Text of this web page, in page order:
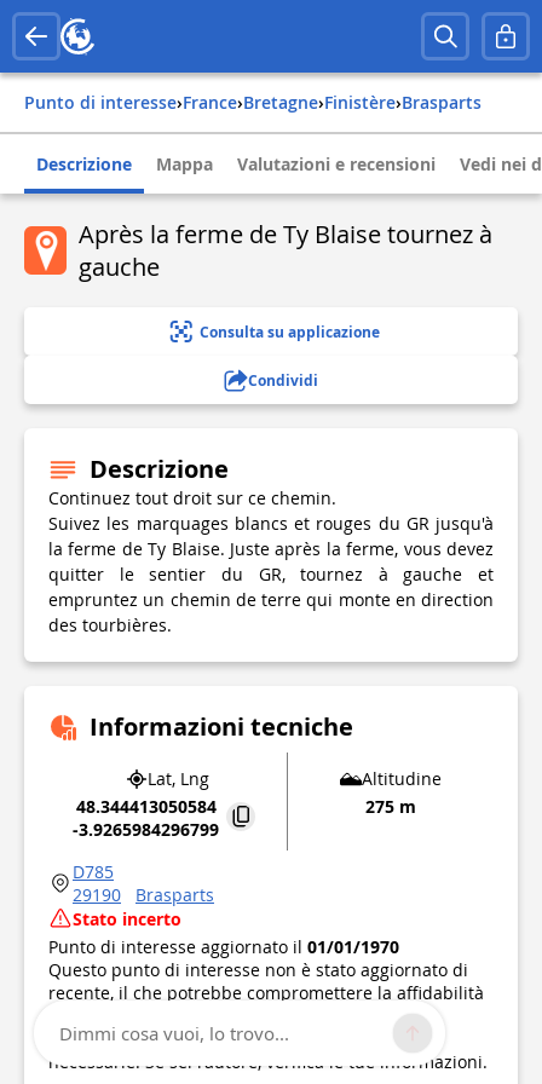
Punto di interesse› france› bretagne› finistère› brasparts
Descrizione Mappa Valutazioni e recensioni Vedi nei
Après la ferme de Ty Blaise tournez à
gauche
Consulta su applicazione
Condividi
Descrizione
Continuez tout droit sur ce chemin.
Suivez les marquages blancs et rouges du GR jusqu'à
la ferme de Ty Blaise. Juste après la ferme, vous devez
quitter le sentier du GR, tournez à gauche et
empruntez un chemin de terre qui monte en direction
des tourbières.
Informazioni tecniche
Lat, Lng
48.344413050584
-3.9265984296799
Altitudine
275 m
D785
29190
Brasparts
Stato incerto
Punto di interesse aggiornato il 01/01/1970
Questo punto di interesse non è stato aggiornato di
recente, il che potrebbe compromettere la affidabilità
di queste informazioni. Vi raccomandiamo di
informarvi e di prendere tutte le precauzioni
necessarie. Se sei l'autore, verifica le tue informazioni.
Dimmi cosa vuoi, lo trovo...